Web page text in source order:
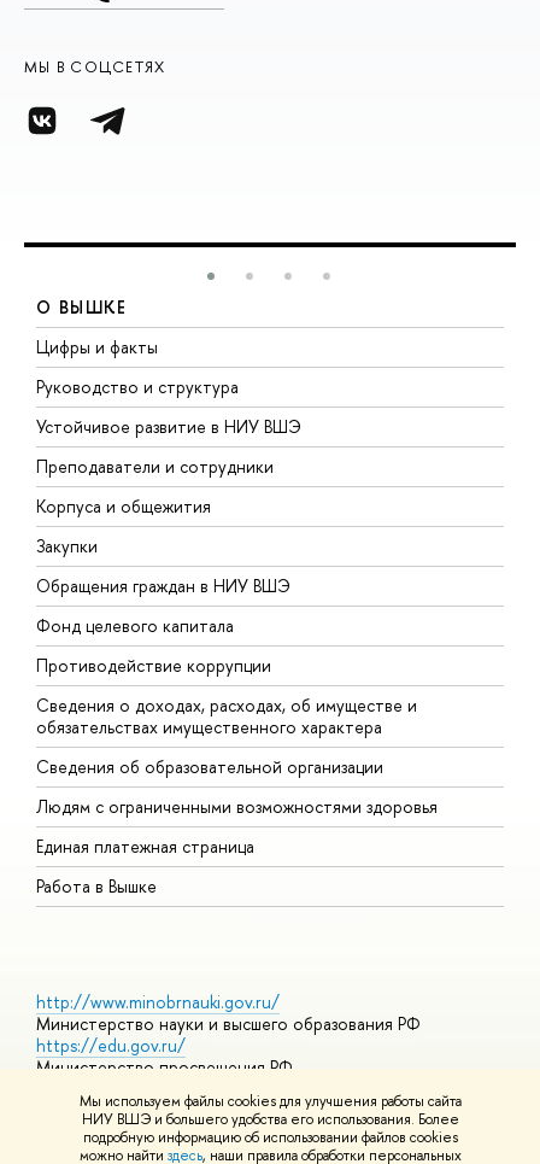
Мы используем файлы cookies для улучшения работы сайта
НИУ ВШЭ и большего удобства его использования. Более
подробную информацию об использовании файлов cookies
можно найти здесь, наши правила обработки персональных
МЫ В СОЦСЕТЯХ
О ВЫШКЕ
Цифры и факты
Руководство и структура
Устойчивое развитие в НИУ ВШЭ
Преподаватели и сотрудники
Корпуса и общежития
Закупки
Обращения граждан в НИУ ВШЭ
Фонд целевого капитала
Противодействие коррупции
Сведения о доходах, расходах, об имуществе и
обязательствах имущественного характера
Сведения об образовательной организации
Людям с ограниченными возможностями здоровья
Единая платежная страница
Работа в Вышке
http://www.minobrnauki.gov.ru/
Министерство науки и высшего образования РФ
https://edu.gov.ru/
Министерство просвещения РФ
Массовые открытые онлайн-курсы